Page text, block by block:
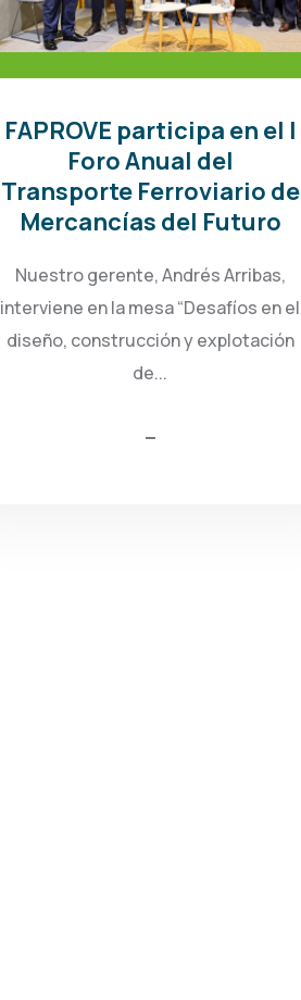
FAPROVE participa en el I
Foro Anual del
Transporte Ferroviario de
Mercancías del Futuro
Nuestro gerente, Andrés Arribas,
interviene en la mesa “Desafíos en el
diseño, construcción y explotación
de...